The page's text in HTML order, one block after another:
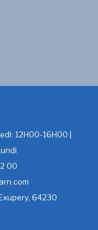
12H00-16H00 |
00
64230